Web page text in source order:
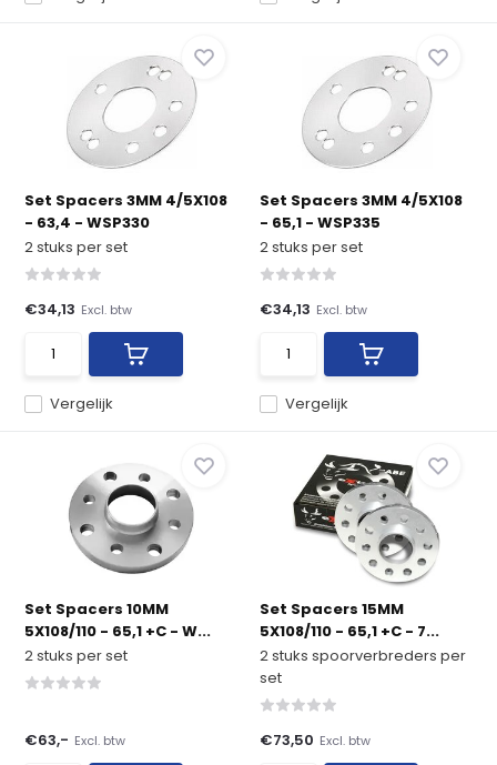
Set Spacers 3MM 4/5X108
- 63,4 - WSP330
2 stuks per set
Vergelijk
€34,13 Excl. btw
Set Spacers 3MM 4/5X108
- 65,1 - WSP335
2 stuks per set
Vergelijk
€34,13 Excl. btw
Set Spacers 10MM
5X108/110 - 65,1 +C - W...
2 stuks per set
€63,- Excl. btw
Set Spacers 15MM
5X108/110 - 65,1 +C - 7...
2 stuks spoorverbreders per
set
€73,50 Excl. btw